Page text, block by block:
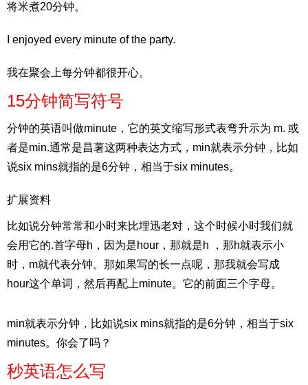
将米煮20分钟。
I enjoyed every minute of the party.
我在聚会上每分钟都很开心。
15分钟简写符号
分钟的英语叫做minute，它的英文缩写形式表弯升示为 m. 或
者是min.通常是昌薯这两种表达方式，min就表示分钟，比如
说six mins就指的是6分钟，相当于six minutes。
扩展资料
比如说分钟常常和小时来比埋迅老对，这个时候小时我们就
会用它的.首字母h，因为是hour，那就是h ，那h就表示小
时，m就代表分钟。那如果写的长一点呢，那我就会写成
hour这个单词，然后再配上minute。它的前面三个字母。
min就表示分钟，比如说six mins就指的是6分钟，相当于six
minutes。你会了吗？
秒英语怎么写